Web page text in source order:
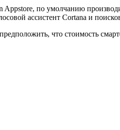
по умолчанию
ассистент Cortana и
что стоимость